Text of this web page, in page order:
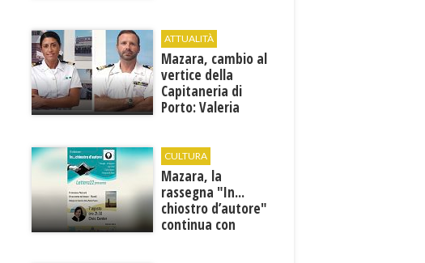
ATTUALITÀ
Mazara, cambio al
vertice della
Capitaneria di
Porto: Valeria
CULTURA
Mazara, la
rassegna "In...
chiostro d’autore"
continua con